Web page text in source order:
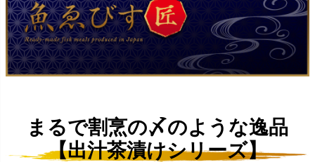
まるで割烹の〆のような逸品
【出汁茶漬けシリーズ】